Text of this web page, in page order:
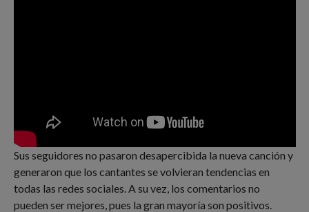
Sus seguidores no pasaron desapercibida la nueva canción y
generaron que los cantantes se volvieran tendencias en
todas las redes sociales. A su vez, los comentarios no
pueden ser mejores, pues la gran mayoría son positivos.